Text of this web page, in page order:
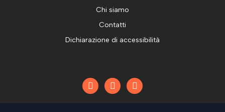
Chi siamo
Contatti
Dichiarazione di accessibilità